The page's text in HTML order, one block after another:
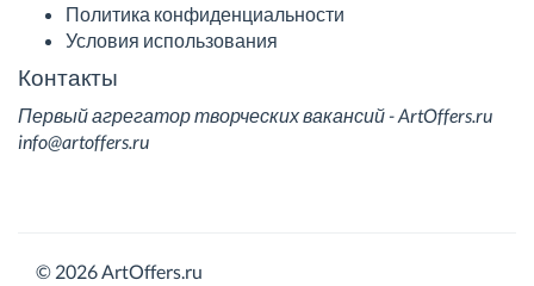
Политика конфиденциальности
Условия использования
Контакты
Первый агрегатор творческих вакансий - ArtOffers.ru
info@artoffers.ru
© 2026 ArtOffers.ru